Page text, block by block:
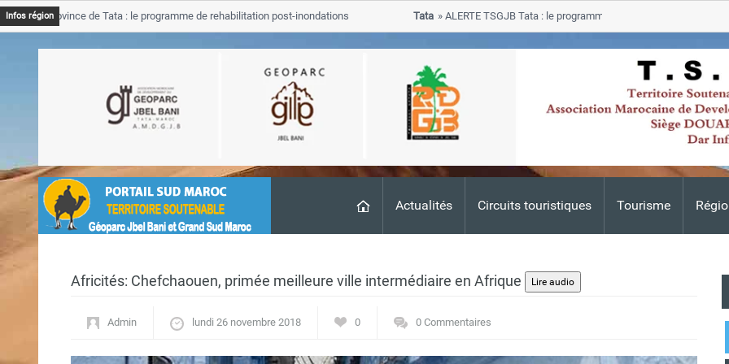
Actualités Circuits touristiques Tourisme
Infos région
Province de Tata : le programme de rehabilitation post-inondations
ALERTE TSGJB Tata : le programme de rehabilitation post-
progresse dans les zones sinistrees
Africités: Chefchaouen, primée meilleure ville intermédiaire en Afrique
Admin lundi 26 novembre 2018 0 0 Commentaires